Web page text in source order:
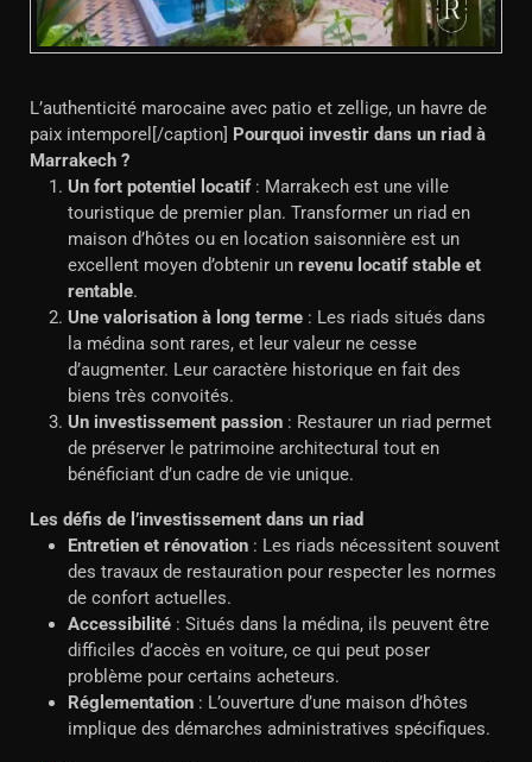
L’authenticité marocaine avec patio et zellige, un havre de
paix intemporel[/caption]
Pourquoi investir dans un riad à
Marrakech ?
Un fort potentiel locatif: Marrakech est une ville
touristique de premier plan. Transformer un riad en
maison d’hôtes ou en location saisonnière est un
excellent moyen d’obtenir un revenu locatif stable et
rentable.
Une valorisation à long terme : Les riads situés dans
la médina sont rares, et leur valeur ne cesse
d’augmenter. Leur caractère historique en fait des
biens très convoités.
Un investissement passion : Restaurer un riad permet
de préserver le patrimoine architectural tout en
bénéficiant d’un cadre de vie unique.
Les défis de l’investissement dans un riad
Entretien et rénovation : Les riads nécessitent souvent
des travaux de restauration pour respecter les normes
de confort actuelles.
Accessibilité : Situés dans la médina, ils peuvent être
difficiles d’accès en voiture, ce qui peut poser
problème pour certains acheteurs.
Réglementation : L’ouverture d’une maison d’hôtes
implique des démarches administratives spécifiques.